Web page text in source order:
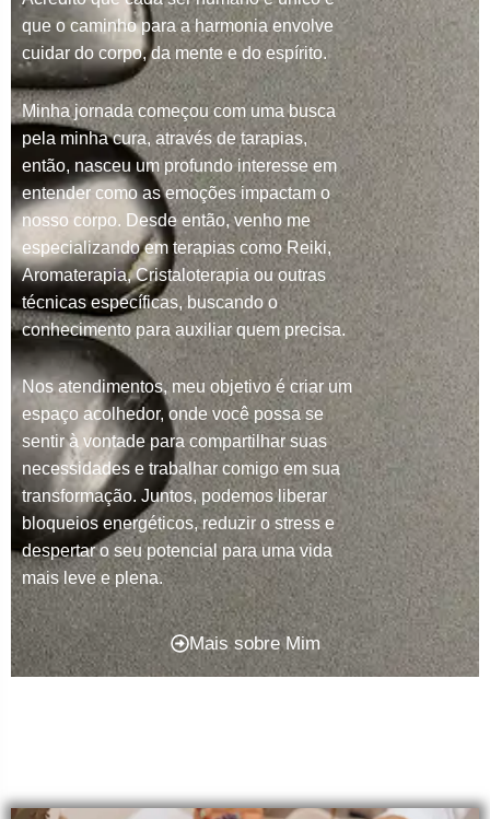
que o caminho para a harmonia envolve
cuidar do corpo, da mente e do espírito.
Minha jornada começou com uma busca
pela minha cura, através de tarapias,
então, nasceu um profundo interesse em
entender como as emoções impactam o
nosso corpo. Desde então, venho me
especializando em terapias como Reiki,
Aromaterapia, Cristaloterapia ou outras
técnicas específicas, buscando o
conhecimento para auxiliar quem precisa.
Nos atendimentos, meu objetivo é criar um
espaço acolhedor, onde você possa se
sentir à vontade para compartilhar suas
necessidades e trabalhar comigo em sua
transformação. Juntos, podemos liberar
bloqueios energéticos, reduzir o stress e
despertar o seu potencial para uma vida
mais leve e plena.
Mais sobre Mim